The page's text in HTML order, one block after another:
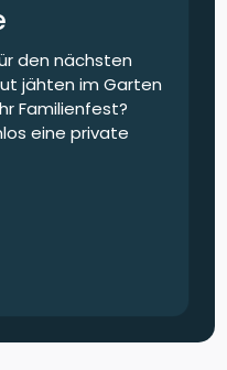
den nächsten
jähten im Garten
Familienfest?
eine private